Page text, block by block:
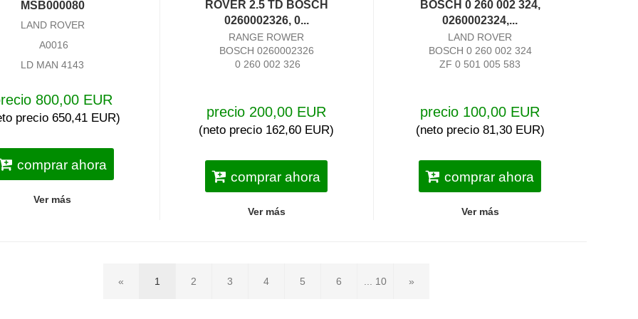
MSB000080
LAND ROVER
A0016
LD MAN 4143
800,00 EUR
precio 650,41 EUR)
comprar ahora
Ver más
ROVER 2.5 TD BOSCH
0260002326, 0...
RANGE ROWER
BOSCH 0260002326
0 260 002 326
precio 200,00 EUR
(neto precio 162,60 EUR)
comprar ahora
Ver más
BOSCH 0 260 002 324,
0260002324,...
LAND ROVER
BOSCH 0 260 002 324
ZF 0 501 005 583
precio 100,00 EUR
(neto precio 81,30 EUR)
comprar ahora
Ver más
« 1 2 3 4 5 6 ... 10 »